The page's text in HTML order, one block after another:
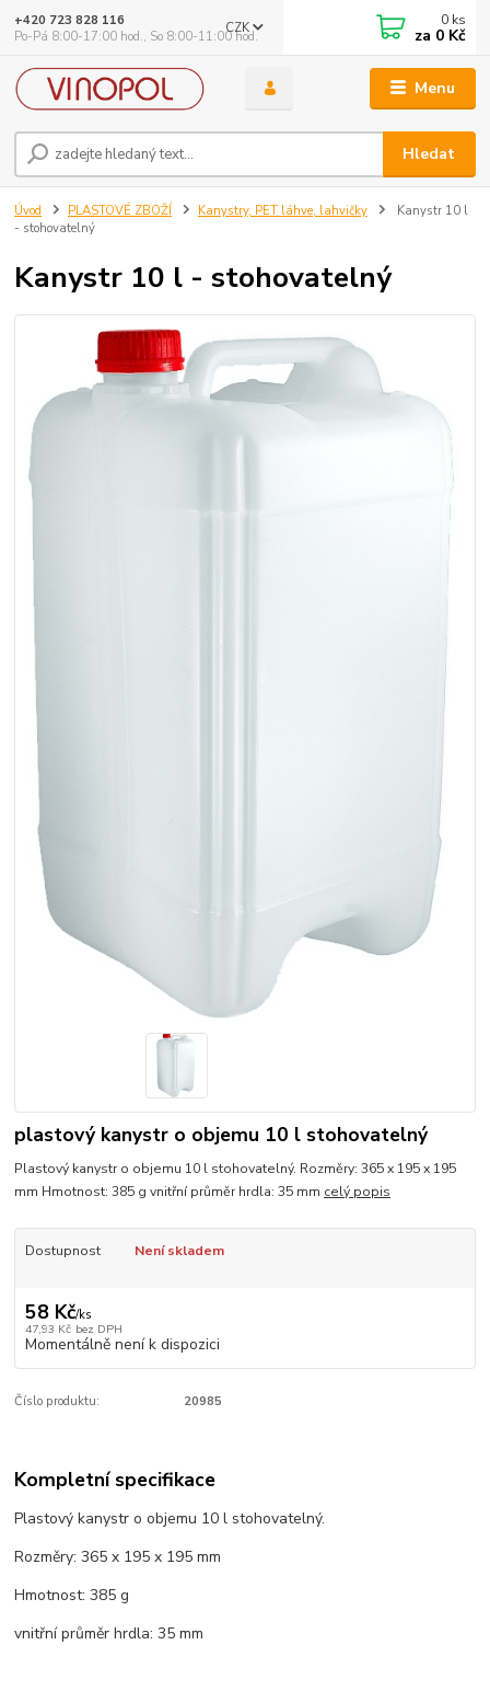
Menu
CZK
Hledat
+420 723 828 116
Po-Pá 8:00-17:00 hod., So 8:00-11:00 hod.
0 ks
za 0 Kč
Úvod PLASTOVÉ ZBOŽÍ Kanystry, PET láhve, lahvičky
Kanystr 10 l
- stohovatelný
Kanystr 10 l - stohovatelný
plastový kanystr o objemu 10 l stohovatelný
Plastový kanystr o objemu 10 l stohovatelný. Rozměry: 365 x 195 x 195
mm Hmotnost: 385 g vnitřní průměr hrdla: 35 mm celý popis
Dostupnost Není skladem
58 Kč/ks
47,93 Kč bez DPH
Momentálně není k dispozici
Číslo produktu: 20985
Kompletní specifikace
Plastový kanystr o objemu 10 l stohovatelný.
Rozměry: 365 x 195 x 195 mm
Hmotnost: 385 g
vnitřní průměr hrdla: 35 mm